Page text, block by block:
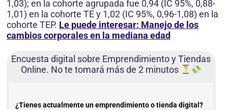
1,03); en la cohorte agrupada fue 0,94 (IC 95%, 0,88-
1,01) en la cohorte TE y 1,02 (IC 95%, 0,96-1,08) en la
cohorte TEP. Le puede interesar: Manejo de los
cambios corporales en la mediana edad
Encuesta digital sobre Emprendimiento y Tiendas
Online. No te tomará más de 2 minutos
¿Tienes actualmente un emprendimiento o tienda digital?